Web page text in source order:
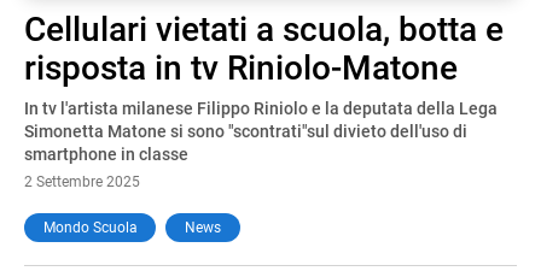
Cellulari vietati a scuola, botta e
risposta in tv Riniolo-Matone
In tv l'artista milanese Filippo Riniolo e la deputata della Lega
Simonetta Matone si sono "scontrati"sul divieto dell'uso di
smartphone in classe
2 Settembre 2025
Mondo Scuola News